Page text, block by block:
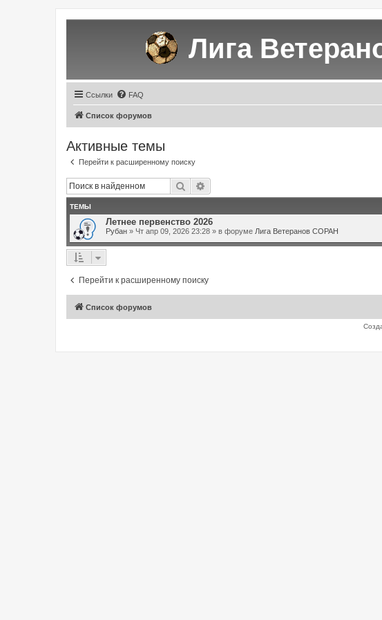
Лига
Ссылки FAQ
Список форумов
Активные темы
Перейти к расширенному поиску
Поиск
ТЕМЫ
Летнее первенство 2026
Рубан » Чт апр 09, 2026 23:28 » в форуме Лига Ветеранов СОРАН
Перейти к расширенному поиску
Список форумов